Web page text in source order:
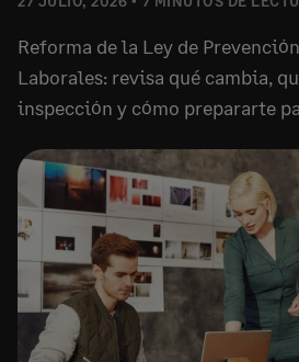
Reforma de la Ley de
Laborales: revisa qué cambia,
inspección y cómo prepararte